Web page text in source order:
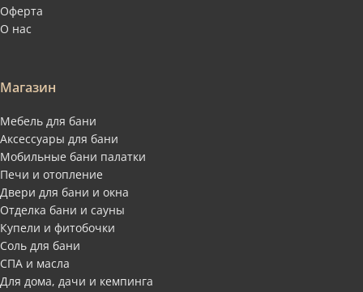
Оферта
О нас
Магазин
Мебель для бани
Аксессуары для бани
Мобильные бани палатки
Печи и отопление
Двери для бани и окна
Отделка бани и сауны
Купели и фитобочки
Соль для бани
СПА и масла
Для дома, дачи и кемпинга